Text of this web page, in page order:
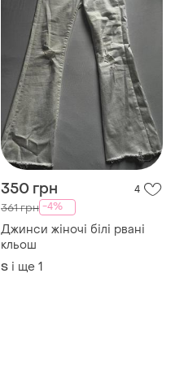
350 грн 4
361 грн -4%
Джинси жіночі білі рвані
кльош
S і ще 1